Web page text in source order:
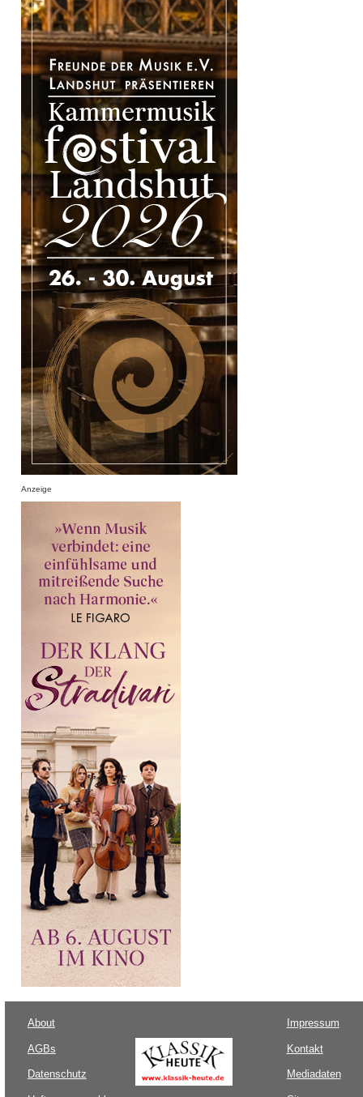
Anzeige
About
AGBs
Datenschutz
Impressum
Kontakt
Mediadaten